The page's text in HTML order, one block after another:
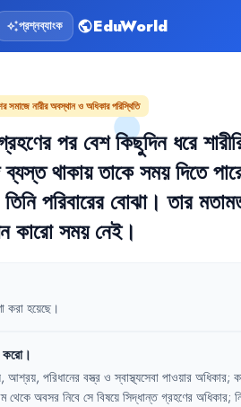
auto_awesomeপ্রশ্নব্যাংক publicEduWorld
সমাজে নারীর অবস্থান ও অধিকার পরিস্থিতি
পর বেশ কিছুদিন ধরে
ব্যস্ত থাকায় তাকে সময় দিতে
তিনি পরিবারের বোঝা। তার
কারো সময় নেই।
করা হয়েছে ।
করো।
, আশ্রয়, পরিধানের বস্ত্র ও স্বাস্থ্যসেবা পাওয়ার অধিকার;
থেকে অবসর নিবে সে বিষয়ে সিদ্ধান্ত গ্রহণের অধিকার;